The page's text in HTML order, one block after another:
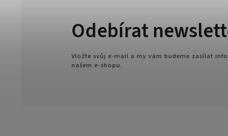
Odebírat
Vložte svůj e-mail a my vám budeme zasílat
našem e-shopu.